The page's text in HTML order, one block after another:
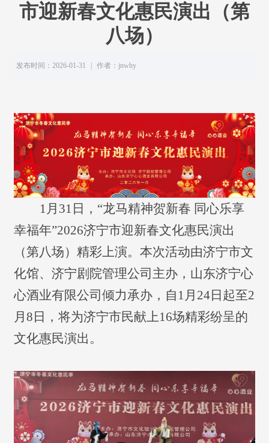
市迎新春文化惠民演出（第
八场）
发布时间：2026-01-31 作者：jnwhy
1月31 日，“龙马精神贺新春 同心乐享
幸福年”2026济宁市迎新春文化惠民演出
（第八场）精彩上演。本次活动由济宁市文
化馆、济宁剧院管理公司主办，山东济宁心
心酒业有限公司倾力承办，自1月24日起至2
月8日，将为济宁市民献上16场精彩纷呈的
文化惠民演出。